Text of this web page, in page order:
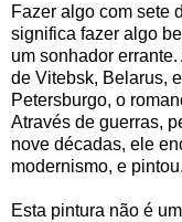
Fazer algo com sete
significa fazer algo
um sonhador
de Vitebsk, Belarus,
Petersburgo, o
Através de guerras,
nove décadas, ele
modernismo, e
Esta pintura não é